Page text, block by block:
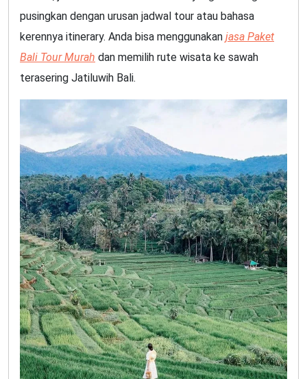
pusingkan dengan urusan jadwal tour atau bahasa
kerennya itinerary. Anda bisa menggunakan jasa Paket
Bali Tour Murah dan memilih rute wisata ke sawah
terasering Jatiluwih Bali.